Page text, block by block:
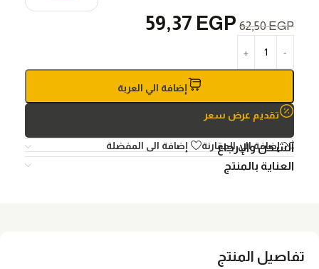
62,50EGP
59,37 EGP
إضافة الي العربة
تقديم عرض سعر
إضافة الي المقارنة إضافة الى المفضلة
الشحن والإرجاع
العناية بالمنتج
تفاصيل المنتج